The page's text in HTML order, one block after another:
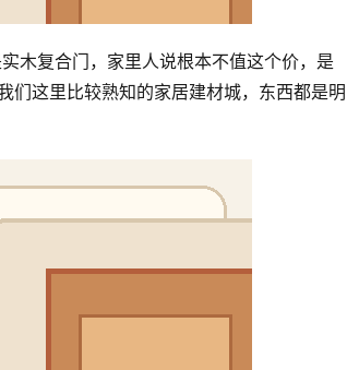
木复合门，家里人说根本不值这个价，是
们这里比较熟知的家居建材城，东西都是明